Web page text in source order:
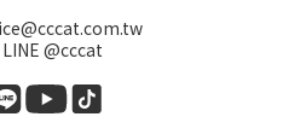
@cccat